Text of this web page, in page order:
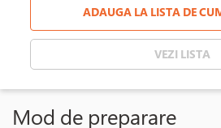
ADAUGA LA LISTA DE
VEZI LISTA
Mod de preparare